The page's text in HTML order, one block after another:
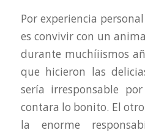
Por experiencia
es convivir con un
durante muchíiismos
que hicieron las
sería irresponsable
contara lo bonito. El
la enorme